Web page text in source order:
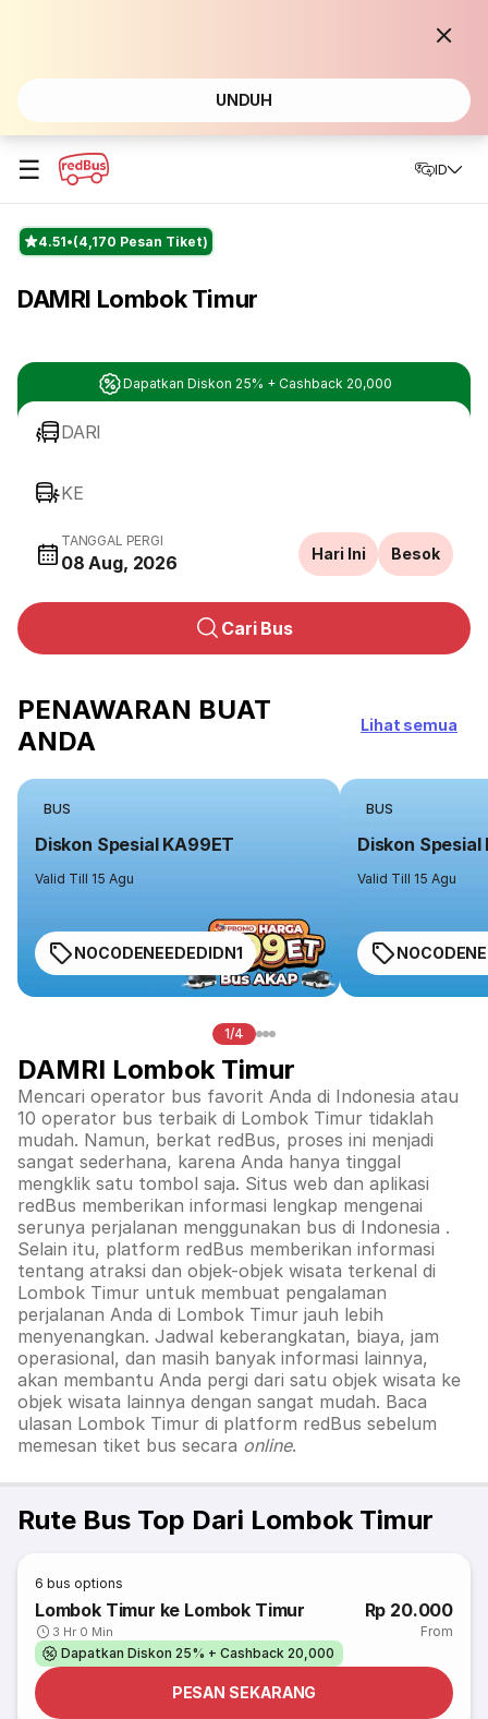
UNDUH
☰ ID
4.51 (4,170 Pesan Tiket)
DAMRI Lombok Timur
Dapatkan Diskon 25% + Cashback 20,000
DARI
KE
TANGGAL PERGI
08 Aug, 2026 Hari Ini Besok
Cari Bus
PENAWARAN BUAT
ANDA
Lihat semua
BUS
Diskon Spesial KA99ET
Valid Till 15 Agu
NOCODENEEDEDIDN1
BUS
Diskon Spesial
Valid Till 15 Agu
1/4
DAMRI Lombok Timur
Mencari operator bus favorit Anda di Indonesia atau
10 operator bus terbaik di Lombok Timur tidaklah
mudah. Namun, berkat redBus, proses ini menjadi
sangat sederhana, karena Anda hanya tinggal
mengklik satu tombol saja. Situs web dan aplikasi
redBus memberikan informasi lengkap mengenai
serunya perjalanan menggunakan bus di Indonesia .
Selain itu, platform redBus memberikan informasi
tentang atraksi dan objek-objek wisata terkenal di
Lombok Timur untuk membuat pengalaman
perjalanan Anda di Lombok Timur jauh lebih
menyenangkan. Jadwal keberangkatan, biaya, jam
operasional, dan masih banyak informasi lainnya,
akan membantu Anda pergi dari satu objek wisata ke
objek wisata lainnya dengan sangat mudah. Baca
ulasan Lombok Timur di platform redBus sebelum
memesan tiket bus secara online.
Rute Bus Top Dari Lombok Timur
6 bus options
Lombok Timur ke Lombok Timur
3 Hr 0 Min
Rp 20.000
From
Dapatkan Diskon 25% + Cashback 20,000
PESAN SEKARANG